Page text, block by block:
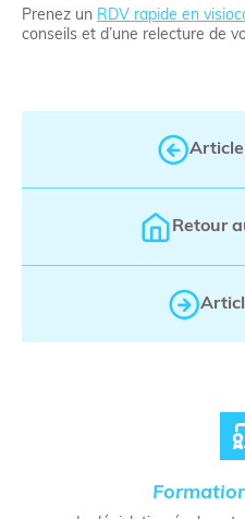
Prenez un RDV rapide en
conseils et d’une relecture de
Retour